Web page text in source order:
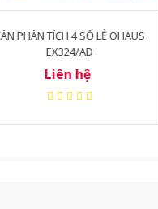
CÂN PHÂN TÍCH 5 SỐ LẺ OHAUS
EX225/AD
Liên hệ